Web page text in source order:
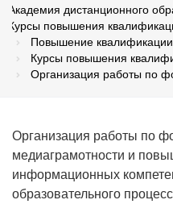
Академия дистанционного
Курсы повышения
Повышение
Курсы повышения
Организация работы по
Организация работы по
медиаграмотности и
информационных
образовательного